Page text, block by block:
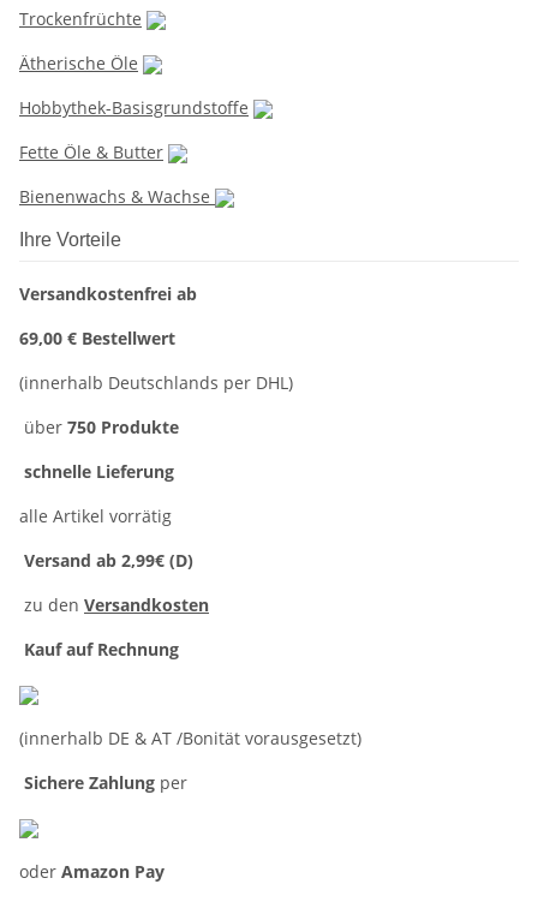
Trockenfrüchte
Ätherische Öle
Hobbythek-Basisgrundstoffe
Fette Öle & Butter
Bienenwachs & Wachse
Ihre Vorteile
Versandkostenfrei ab
69,00 € Bestellwert
(innerhalb Deutschlands per DHL)
über 750 Produkte
schnelle Lieferung
alle Artikel vorrätig
Versand ab 2,99€ (D)
zu den Versandkosten
Kauf auf Rechnung
(innerhalb DE & AT /Bonität vorausgesetzt)
Sichere Zahlung per
oder Amazon Pay